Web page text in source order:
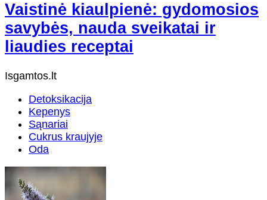
Vaistinė kiaulpienė: gydomosios
savybės, nauda sveikatai ir
liaudies receptai
Isgamtos.lt
Detoksikacija
Kepenys
Sąnariai
Cukrus kraujyje
Oda